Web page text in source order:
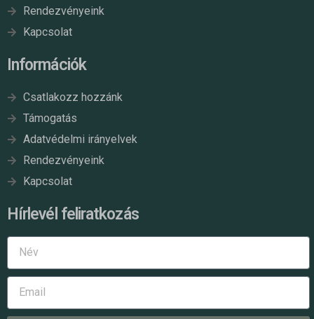
Rendezvényeink
Kapcsolat
Információk
Csatlakozz hozzánk
Támogatás
Adatvédelmi irányelvek
Rendezvényeink
Kapcsolat
Hírlevél feliratkozás